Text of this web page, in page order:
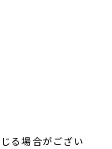
る場合がござい